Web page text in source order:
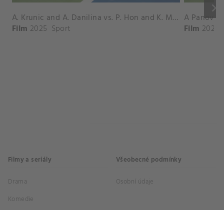
keyboard_arrow_right
A. Krunic and A. Danilina vs. P. Hon and K. Muchova Match Highlights - BEIJING_Capital Group Diamond ( October 02, 2025)
Film 2025 Sport Film 2026
Filmy a seriály
Drama
Komedie
Všeobecné podmínky
Osobní údaje